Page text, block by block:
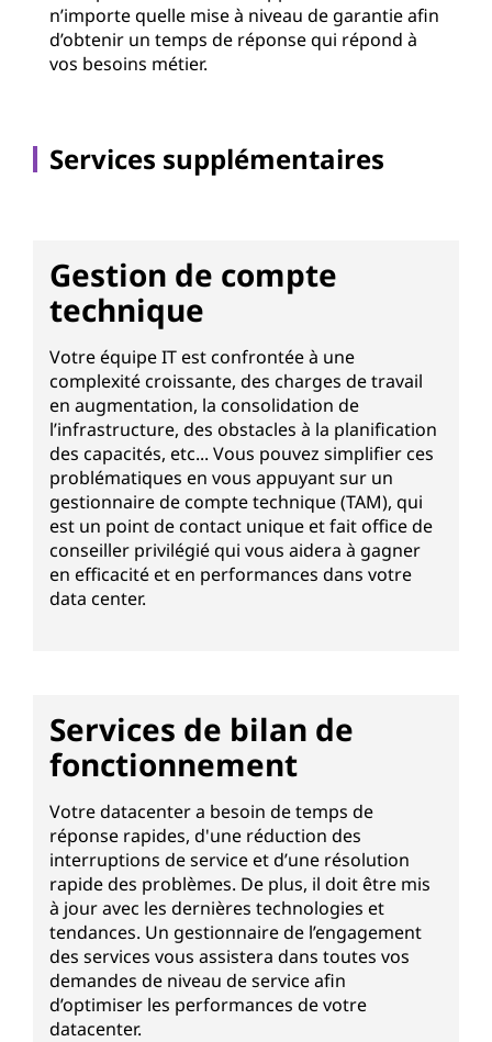
n’importe quelle mise à niveau de garantie afin
d’obtenir un temps de réponse qui répond à
vos besoins métier.
Services supplémentaires
Gestion de compte
technique
Votre équipe IT est confrontée à une
complexité croissante, des charges de travail
en augmentation, la consolidation de
l’infrastructure, des obstacles à la planification
des capacités, etc... Vous pouvez simplifier ces
problématiques en vous appuyant sur un
gestionnaire de compte technique (TAM), qui
est un point de contact unique et fait office de
conseiller privilégié qui vous aidera à gagner
en efficacité et en performances dans votre
data center.
Services de bilan de
fonctionnement
Votre datacenter a besoin de temps de
réponse rapides, d'une réduction des
interruptions de service et d’une résolution
rapide des problèmes. De plus, il doit être mis
à jour avec les dernières technologies et
tendances. Un gestionnaire de l’engagement
des services vous assistera dans toutes vos
demandes de niveau de service afin
d’optimiser les performances de votre
datacenter.